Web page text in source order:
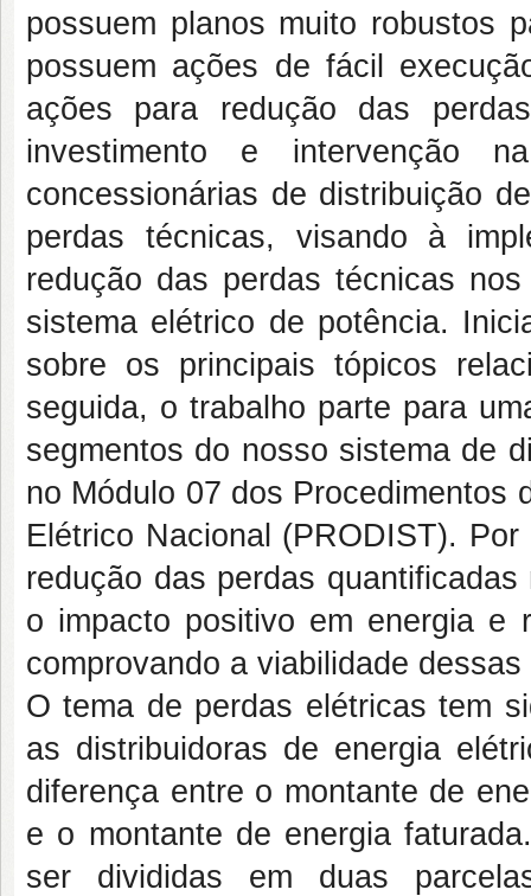
possuem planos muito robustos
possuem ações de fácil
ações para redução das
investimento e intervenção
concessionárias de distribuição
perdas técnicas, visando à
redução das perdas técnicas
sistema elétrico de potência.
sobre os principais tópicos
seguida, o trabalho parte para
segmentos do nosso sistema de
no Módulo 07 dos Procedimentos
Elétrico Nacional (PRODIST).
redução das perdas
o impacto positivo em energia e
comprovando a viabilidade
O tema de perdas elétricas tem
as distribuidoras de energia
diferença entre o montante de
e o montante de energia
ser divididas em duas